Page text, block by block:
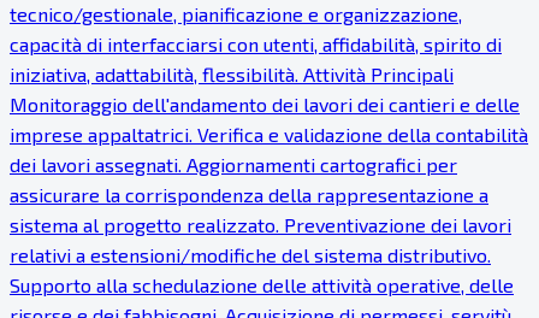
tecnico/gestionale, pianificazione e organizzazione,
capacità di interfacciarsi con utenti, affidabilità, spirito di
iniziativa, adattabilità, flessibilità. Attività Principali
Monitoraggio dell'andamento dei lavori dei cantieri e delle
imprese appaltatrici. Verifica e validazione della contabilità
dei lavori assegnati. Aggiornamenti cartografici per
assicurare la corrispondenza della rappresentazione a
sistema al progetto realizzato. Preventivazione dei lavori
relativi a estensioni/modifiche del sistema distributivo.
Supporto alla schedulazione delle attività operative, delle